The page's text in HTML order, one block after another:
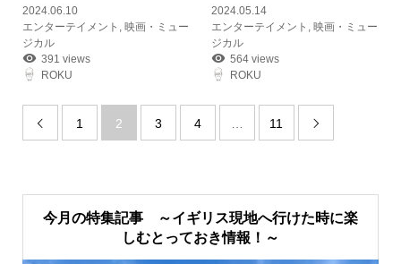
2024.06.10
エンターテイメント , 映画・ミュー
ジカル
391 views
ROKU
2024.05.14
エンターテイメント , 映画・ミュー
ジカル
564 views
ROKU
 1 2 3 4 … 11 
今月の特集記事 ～イギリス現地へ行けた時に楽
しむとっておき情報！～